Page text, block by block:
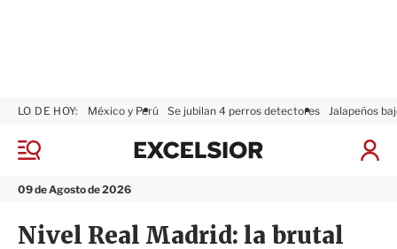
M
n
09 de Agosto de 2026
LO DE HOY: México y Perú Se jubilan 4 perros detectores Jalapeños
I
x
i
Nivel Real Madrid: la brutal